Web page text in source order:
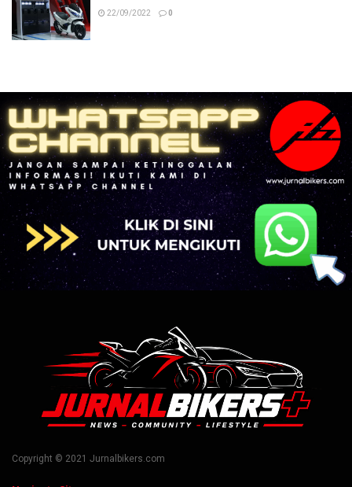
22/09/2022 0
Copyright © 2021 Jurnalbikers.com